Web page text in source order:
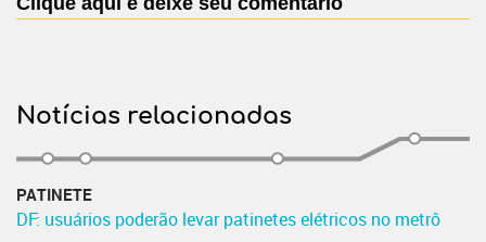
Notícias relacionadas
PATINETE
DF: usuários poderão levar patinetes elétricos no metrô